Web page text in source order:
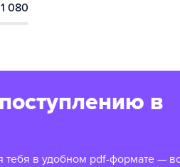
1 080
в
тебя в удобном pdf-формате —